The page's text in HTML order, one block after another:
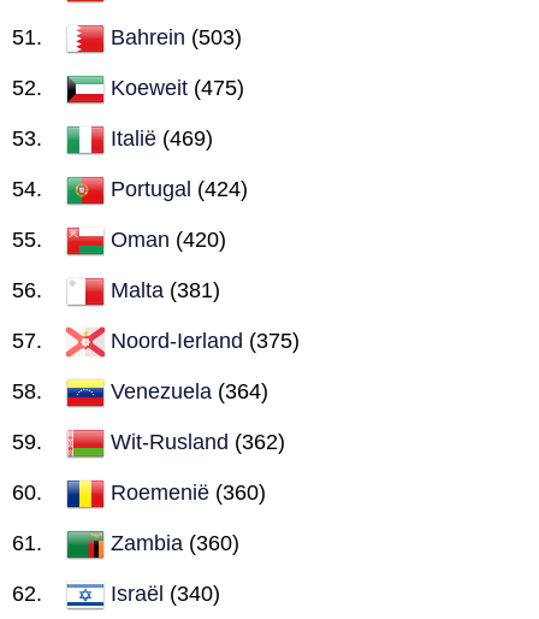
Bahrein (503)
Koeweit (475)
Italië (469)
Portugal (424)
Oman (420)
Malta (381)
Noord-Ierland (375)
Venezuela (364)
Wit-Rusland (362)
Roemenië (360)
Zambia (360)
Israël (340)